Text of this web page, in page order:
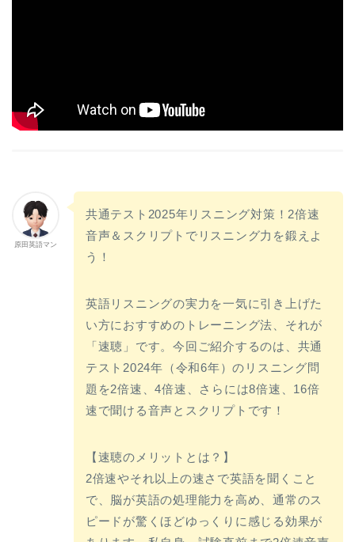
原田英語マン
共通テスト2025年リスニング対策！2倍速
音声＆スクリプトでリスニング力を鍛えよ
う！
英語リスニングの実力を一気に引き上げた
い方におすすめのトレーニング法、それが
「速聴」です。今回ご紹介するのは、共通
テスト2024年（令和6年）のリスニング問
題を2倍速、4倍速、さらには8倍速、16倍
速で聞ける音声とスクリプトです！
【速聴のメリットとは？】
2倍速やそれ以上の速さで英語を聞くこと
で、脳が英語の処理能力を高め、通常のス
ピードが驚くほどゆっくりに感じる効果が